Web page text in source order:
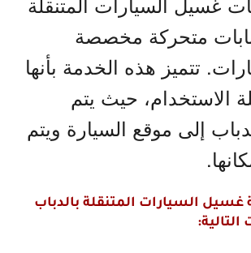
متحركة مخصصة
تتميز هذه الخدمة بأنها
الاستخدام، حيث يتم
إلى موقع السيارة ويتم
غسيل السيارات المتنقلة بالدباب